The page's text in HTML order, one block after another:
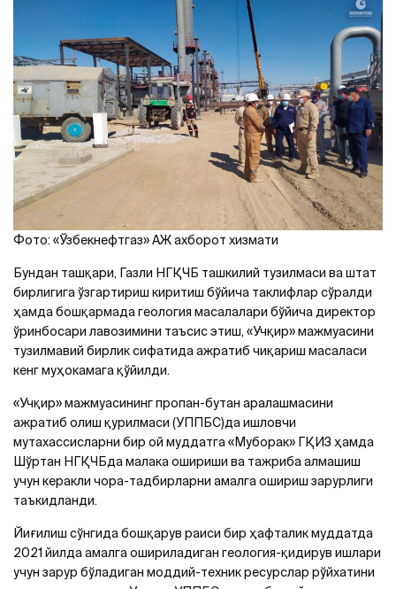
Фото: «Ўзбекнефтгаз» АЖ ахборот хизмати
Бундан ташқари, Газли НГҚЧБ ташкилий тузилмаси ва штат
бирлигига ўзгартириш киритиш бўйича таклифлар сўралди
ҳамда бошқармада геология масалалари бўйича директор
ўринбосари лавозимини таъсис этиш, «Учқир» мажмуасини
тузилмавий бирлик сифатида ажратиб чиқариш масаласи
кенг муҳокамага қўйилди.
«Учқир» мажмуасининг пропан-бутан аралашмасини
ажратиб олиш қурилмаси (УППБС)да ишловчи
мутахассисларни бир ой муддатга «Муборак» ГҚИЗ ҳамда
Шўртан НГҚЧБда малака ошириши ва тажриба алмашиш
учун керакли чора-тадбирларни амалга ошириш зарурлиги
таъкидланди.
Йиғилиш сўнгида бошқарув раиси бир ҳафталик муддатда
2021 йилда амалга ошириладиган геология-қидирув ишлари
учун зарур бўладиган моддий-техник ресурслар рўйхатини